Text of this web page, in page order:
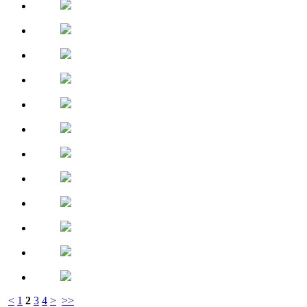
< 1 2 3 4 > >>